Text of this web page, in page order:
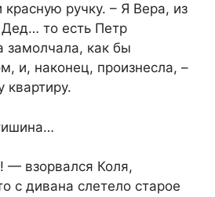
красную ручку. – Я Вера, из
то есть Петр
замолчала, как бы
и, наконец, произнесла, –
квартиру.
— взорвался Коля,
с дивана слетело старое